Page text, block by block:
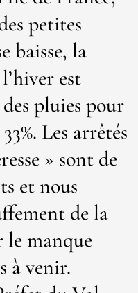
petites
baisse, la
est
pluies pour
Les arrêtés
» sont de
et nous
de la
le manque
à venir.